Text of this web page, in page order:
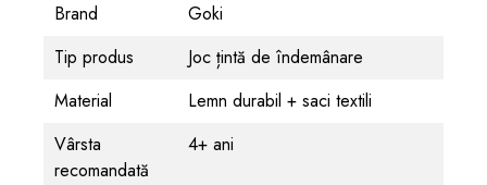
Brand
Goki
Tip produs
Joc țintă de îndemânare
Material
Lemn durabil + saci textili
Vârsta
recomandată
4+ ani